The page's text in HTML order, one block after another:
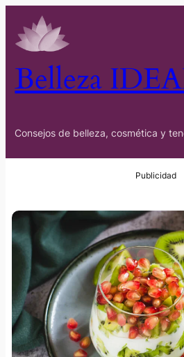
Belleza
Consejos de belleza, cosmética y